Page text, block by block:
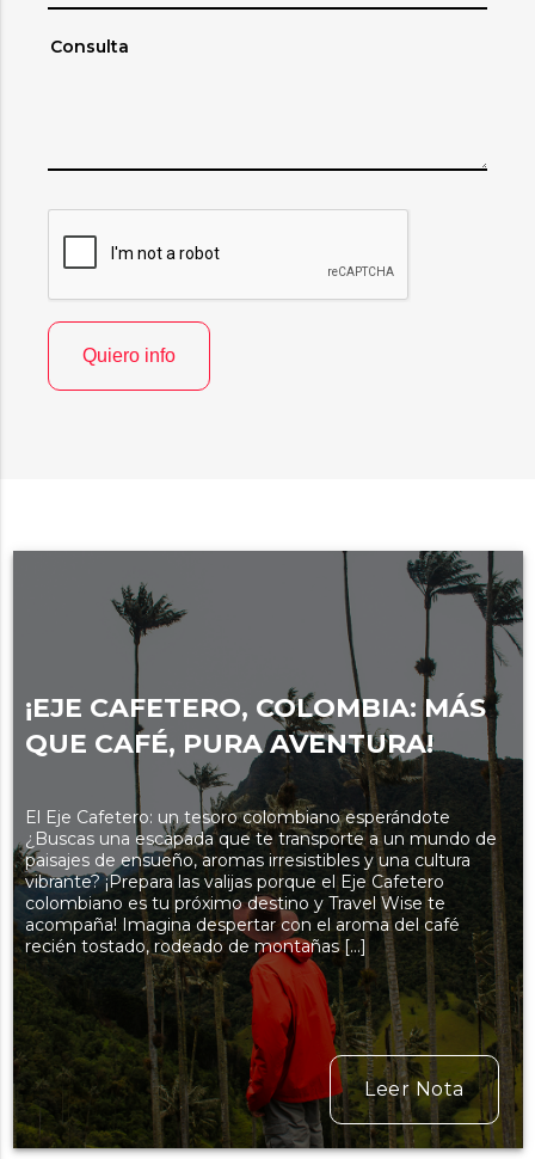
¡EJE CAFETERO, COLOMBIA: MÁS
QUE CAFÉ, PURA AVENTURA!
El Eje Cafetero: un tesoro colombiano esperándote
¿Buscas una escapada que te transporte a un mundo de
paisajes de ensueño, aromas irresistibles y una cultura
vibrante? ¡Prepara las valijas porque el Eje Cafetero
colombiano es tu próximo destino y Travel Wise te
acompaña! Imagina despertar con el aroma del café
recién tostado, rodeado de montañas […]
Leer Nota